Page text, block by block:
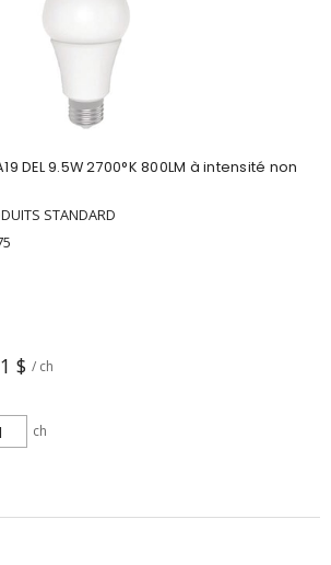
DEL 9.5W 2700°K 800LM à intensité non
STANDARD
$ / ch
ch